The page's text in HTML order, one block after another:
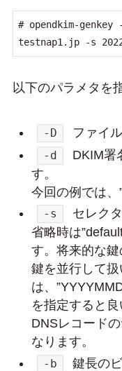
# opendkim-
testnap1.jp -s
以下のパラメタを
-D ファイ
-d
DKIM署
す。
今回の例では、
-s
セレク
省略時は
す。将来的な
鍵を並行して
は、
を指定すると
DNSレコード
なります。
-b
鍵長の